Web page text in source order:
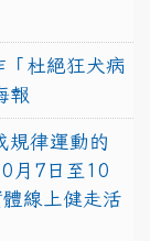
杜絕狂犬病
報
規律運動的
月7日至10
線上健走活